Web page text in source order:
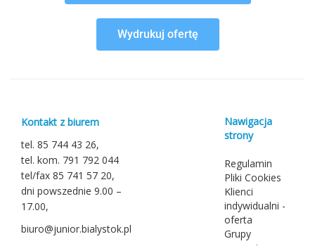
Wydrukuj ofertę
Kontakt z biurem
tel. 85 744 43 26,
tel. kom. 791 792 044
tel/fax 85 741 57 20,
dni powszednie 9.00 –
17.00,
biuro@junior.bialystok.pl
Nawigacja
strony
Regulamin
Pliki Cookies
Klienci
indywidualni -
oferta
Grupy